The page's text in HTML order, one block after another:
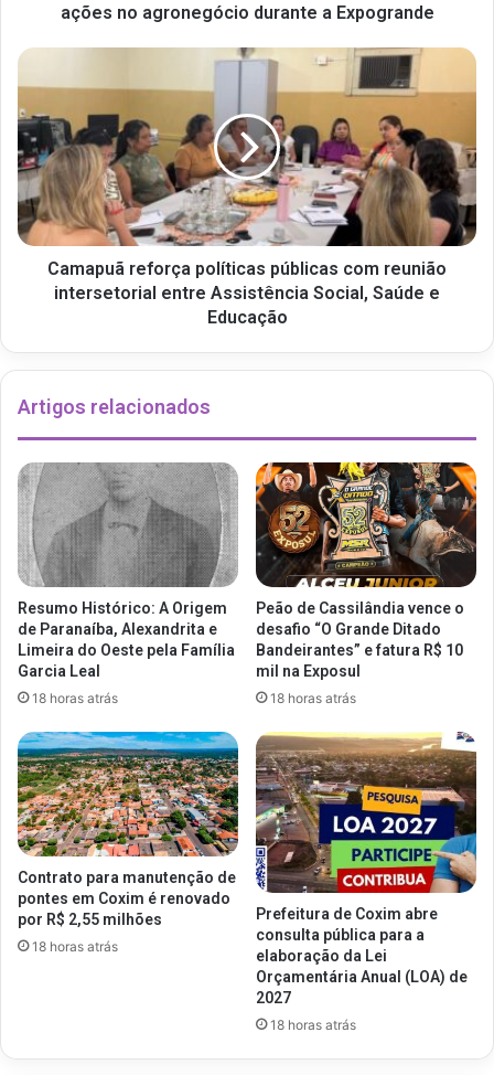
ações no agronegócio durante a Expogrande
Camapuã reforça políticas públicas com reunião
intersetorial entre Assistência Social, Saúde e
Educação
Artigos relacionados
Resumo Histórico: A Origem
de Paranaíba, Alexandrita e
Limeira do Oeste pela Família
Garcia Leal
18 horas atrás
Peão de Cassilândia vence o
desafio “O Grande Ditado
Bandeirantes” e fatura R$ 10
mil na Exposul
18 horas atrás
Contrato para manutenção de
pontes em Coxim é renovado
por R$ 2,55 milhões
18 horas atrás
Prefeitura de Coxim abre
consulta pública para a
elaboração da Lei
Orçamentária Anual (LOA) de
2027
18 horas atrás